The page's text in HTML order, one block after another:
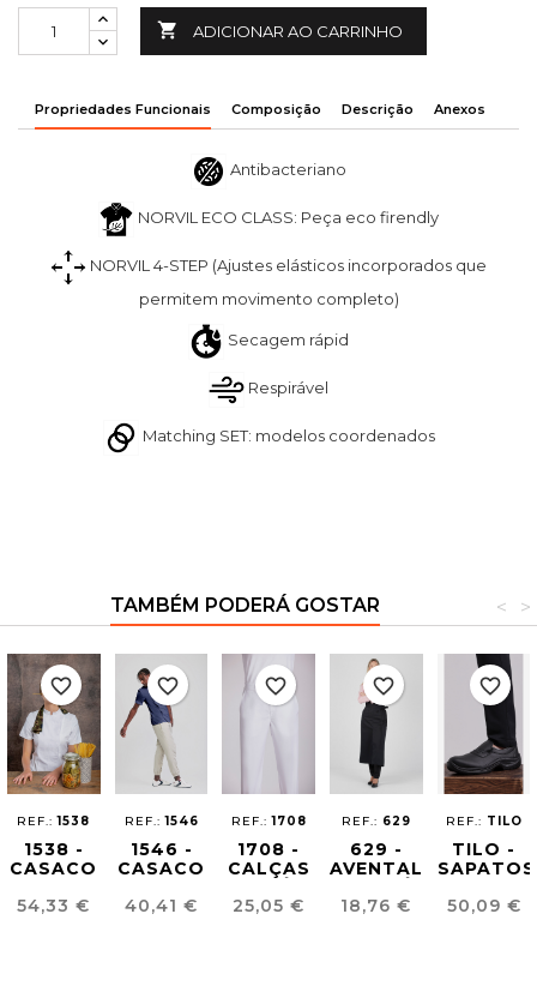
 ADICIONAR AO CARRINHO
Propriedades Funcionais Composição Descrição Anexos
Antibacteriano
NORVIL ECO CLASS: Peça eco firendly
NORVIL 4-STEP (Ajustes elásticos incorporados que
permitem movimento completo)
Secagem rápid
Respirável
Matching SET: modelos coordenados
TAMBÉM PODERÁ GOSTAR >
<
REF.:1538
1538 -
CASACO
ECOLÓGICO
Preço
54,33 €
favorite_border
REF.:1546
1546 -
CASACO
COOKING
Preço
40,41 €
favorite_border
REF.:1708
1708 -
CALÇAS
UNISSEXO
Preço
25,05 €
favorite_border
REF.: 629
629 -
AVENTAL
Preço
18,76 €
favorite_border
REF.: TILO
TILO -
SAPATOS
Preço
50,09 €
favorite_border